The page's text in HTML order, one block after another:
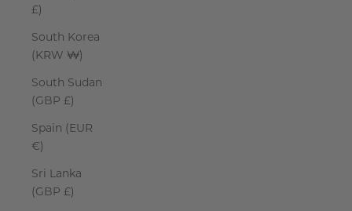
£)
South Korea
(KRW ₩)
South Sudan
(GBP £)
Spain (EUR
€)
Sri Lanka
(GBP £)